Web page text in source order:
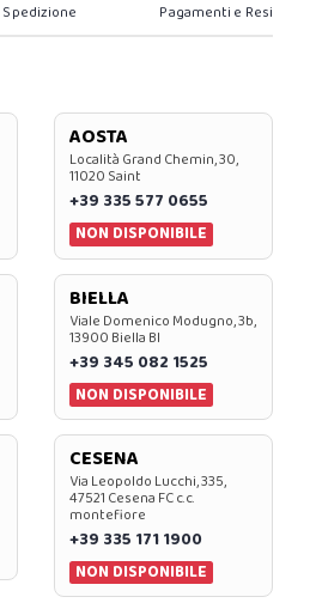
Spedizione Pagamenti e Resi
AOSTA
Località Grand Chemin, 30,
11020 Saint
+39 335 577 0655
NON DISPONIBILE
BIELLA
Viale Domenico Modugno, 3b,
13900 Biella BI
+39 345 082 1525
NON DISPONIBILE
CESENA
Via Leopoldo Lucchi, 335,
47521 Cesena FC c.c.
montefiore
+39 335 171 1900
NON DISPONIBILE